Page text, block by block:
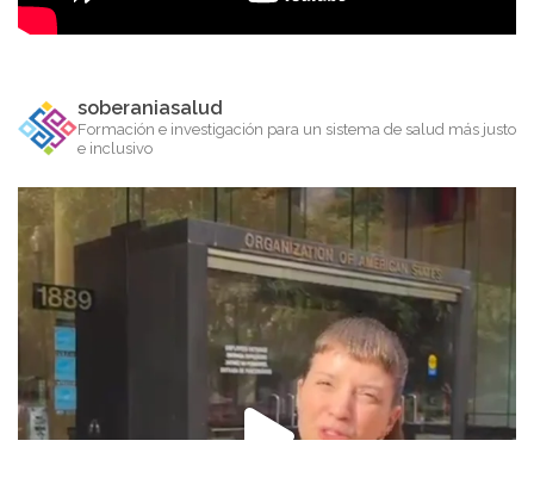
soberaniasalud
Formación e investigación para un sistema de salud más justo
e inclusivo